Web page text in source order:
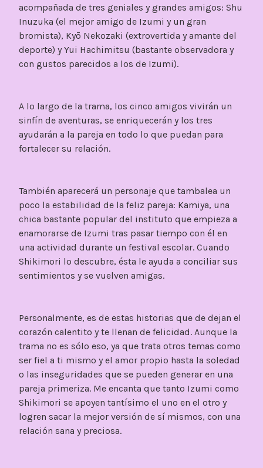
acompañada de tres geniales y grandes amigos: Shu
Inuzuka (el mejor amigo de Izumi y un gran
bromista), Kyō Nekozaki (extrovertida y amante del
deporte) y Yui Hachimitsu (bastante observadora y
con gustos parecidos a los de Izumi).
A lo largo de la trama, los cinco amigos vivirán un
sinfín de aventuras, se enriquecerán y los tres
ayudarán a la pareja en todo lo que puedan para
fortalecer su relación.
También aparecerá un personaje que tambalea un
poco la estabilidad de la feliz pareja: Kamiya, una
chica bastante popular del instituto que empieza a
enamorarse de Izumi tras pasar tiempo con él en
una actividad durante un festival escolar. Cuando
Shikimori lo descubre, ésta le ayuda a conciliar sus
sentimientos y se vuelven amigas.
Personalmente, es de estas historias que de dejan el
corazón calentito y te llenan de felicidad. Aunque la
trama no es sólo eso, ya que trata otros temas como
ser fiel a ti mismo y el amor propio hasta la soledad
o las inseguridades que se pueden generar en una
pareja primeriza. Me encanta que tanto Izumi como
Shikimori se apoyen tantísimo el uno en el otro y
logren sacar la mejor versión de sí mismos, con una
relación sana y preciosa.